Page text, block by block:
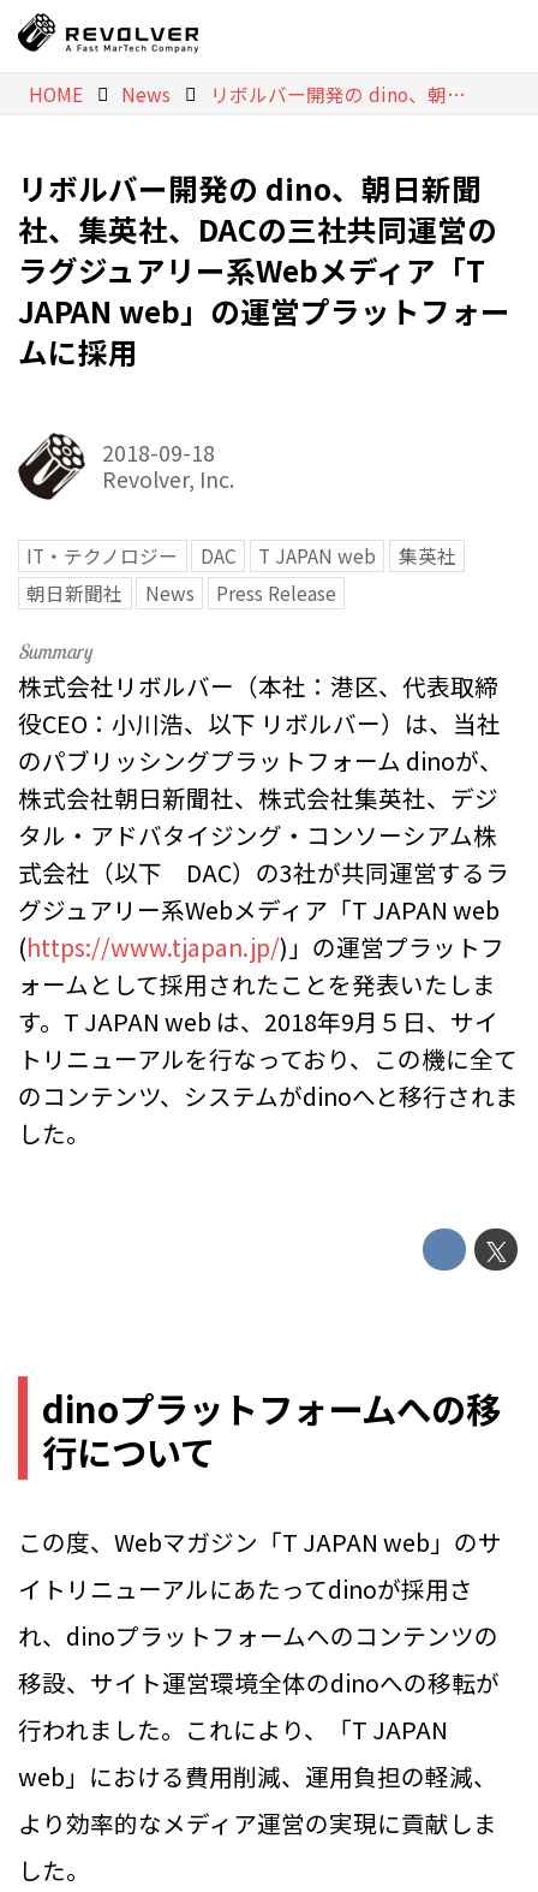
HOME News リボルバー開発の dino、朝日新聞社、集英社、DACの三社共同運営のラグジュアリー系Webメディア「T JAPAN web」の運営プラットフォームに採用
リボルバー開発の dino、朝日新聞
社、集英社、DACの三社共同運営の
ラグジュアリー系Webメディア「T
JAPAN web」の運営プラットフォー
ムに採用
2018-09-18
Revolver, Inc.
IT・テクノロジー DAC T JAPAN web
集英社
朝日新聞社
News Press Release
株式会社リボルバー（本社：港区、代表取締
役CEO：小川浩、以下 リボルバー）は、当社
のパブリッシングプラットフォーム dinoが、
株式会社朝日新聞社、株式会社集英社、デジ
タル・アドバタイジング・コンソーシアム株
式会社（以下 DAC）の3社が共同運営するラ
グジュアリー系Webメディア「T JAPAN web
(https://www.tjapan.jp/)」の運営プラットフ
ォームとして採用されたことを発表いたしま
す。T JAPAN web は、2018年9月５日、サイ
トリニューアルを行なっており、この機に全て
のコンテンツ、システムがdinoへと移行されま
した。
dinoプラットフォームへの移
行について
この度、Webマガジン「T JAPAN web」のサ
イトリニューアルにあたってdinoが採用さ
れ、dinoプラットフォームへのコンテンツの
移設、サイト運営環境全体のdinoへの移転が
行われました。これにより、「T JAPAN
web」における費用削減、運用負担の軽減、
より効率的なメディア運営の実現に貢献しま
した。